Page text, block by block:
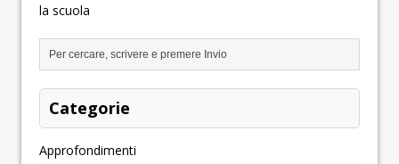
la scuola
Categorie
Approfondimenti